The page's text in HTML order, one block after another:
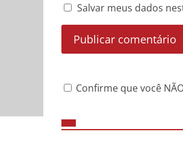
Salvar meus dados
Confirme que você